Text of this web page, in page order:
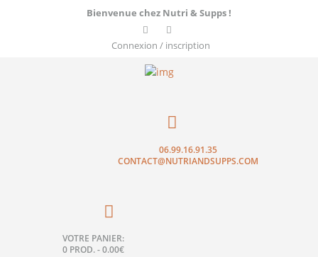
Bienvenue chez Nutri & Supps !
Connexion / inscription
06.99.16.91.35
CONTACT@NUTRIANDSUPPS.COM
VOTRE PANIER:
0 PROD.-0.00€